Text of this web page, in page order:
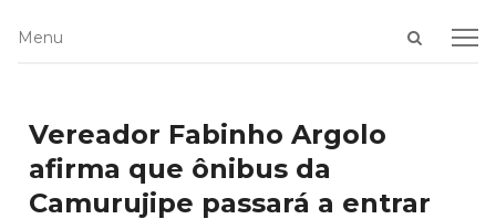
Open
Menu
Menu
Vereador Fabinho Argolo
afirma que ônibus da
Camurujipe passará a entrar